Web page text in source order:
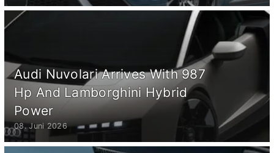
Audi Nuvolari Arrives With 987
Hp And Lamborghini Hybrid
Power
08. Juni 2026